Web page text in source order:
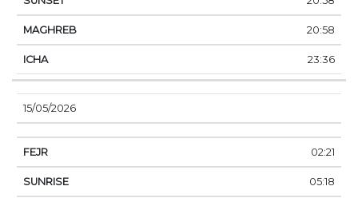
20:58
23:36
15/05/2026
02:21
05:18